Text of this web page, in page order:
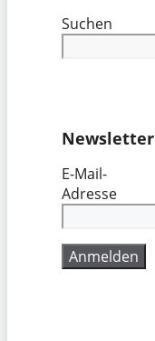
Suchen
Newsletter
E-Mail-
Adresse